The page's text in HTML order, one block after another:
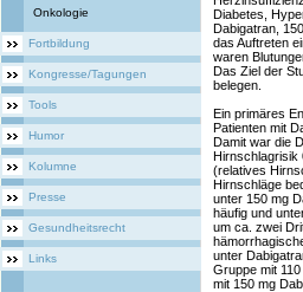
Onkologie
Fortbildung
Kongresse/Tagungen
Tools
Humor
Kolumne
Presse
Gesundheitsrecht
Links
Diabetes,
Dabigatran,
das Auftreten
waren
Das Ziel der
belegen.
Ein primäres
Patienten mit
Damit war die
Hirnschlagrisik
(relatives
Hirnschläge
unter 150 mg
häufig und
um ca. zwei
unter
Gruppe mit
mit 150 mg